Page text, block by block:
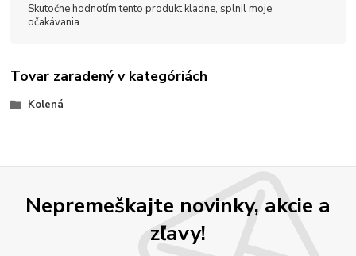
Skutočne hodnotím tento produkt kladne, splnil moje
očakávania.
Tovar zaradený v kategóriách
Kolená
Nepremeškajte novinky, akcie a
zľavy!